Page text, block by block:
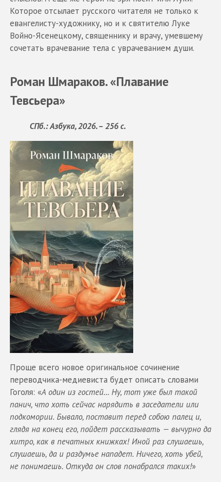
Которое отсылает русского читателя не только к
евангелисту-художнику, но и к святителю Луке
Войно-Ясенецкому, священнику и врачу, умевшему
сочетать врачевание тела с уврачеванием души.
Роман Шмараков. «Плавание
Тевсьера»
СПб.: Азбука, 2026. – 256 с.
Проще всего новое оригинальное сочинение
переводчика-медиевиста будет описать словами
Гоголя: «А один из гостей... Ну, тот уже был такой
панич, что хоть сейчас нарядить в заседатели или
подкомории. Бывало, поставит перед собою палец и,
глядя на конец его, пойдет рассказывать — вычурно да
хитро, как в печатных книжках! Иной раз слушаешь,
слушаешь, да и раздумье нападет. Ничего, хоть убей,
не понимаешь. Откуда он слов понабрался таких!»